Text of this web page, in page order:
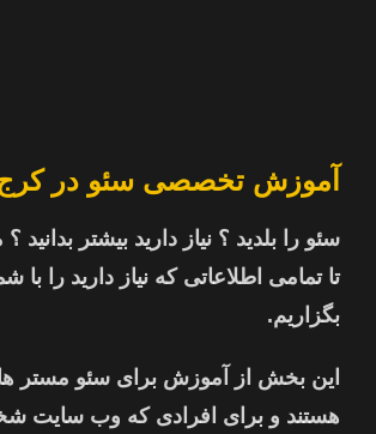
آموزش تخصصی سئو در
سئو را بلدید ؟ نیاز دارید بیشتر بدانید
تا تمامی اطلاعاتی که نیاز دارید را با
بگزاریم.
این بخش از آموزش برای سئو مستر
هستند و برای افرادی که وب سایت